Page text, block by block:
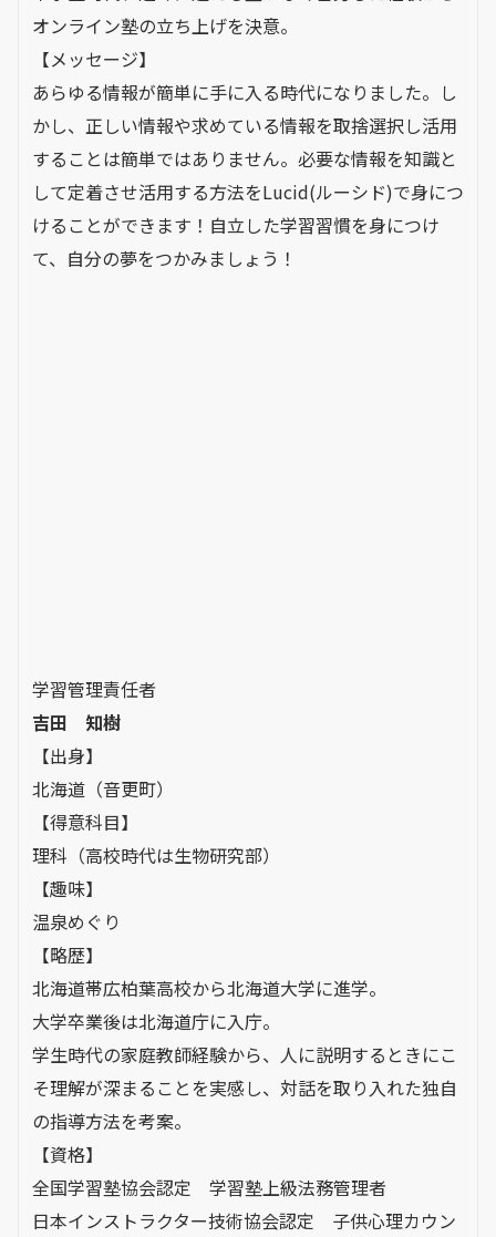
オンライン塾の立ち上げを決意。
【メッセージ】
あらゆる情報が簡単に手に入る時代になりました。し
かし、正しい情報や求めている情報を取捨選択し活用
することは簡単ではありません。必要な情報を知識と
して定着させ活用する方法をLucid(ルーシド)で身につ
けることができます！自立した学習習慣を身につけ
て、自分の夢をつかみましょう！
学習管理責任者
吉田 知樹
【出身】
北海道（音更町）
【得意科目】
理科（高校時代は生物研究部）
【趣味】
温泉めぐり
【略歴】
北海道帯広柏葉高校から北海道大学に進学。
大学卒業後は北海道庁に入庁。
学生時代の家庭教師経験から、人に説明するときにこ
そ理解が深まることを実感し、対話を取り入れた独自
の指導方法を考案。
【資格】
全国学習塾協会認定 学習塾上級法務管理者
日本インストラクター技術協会認定 子供心理カウン